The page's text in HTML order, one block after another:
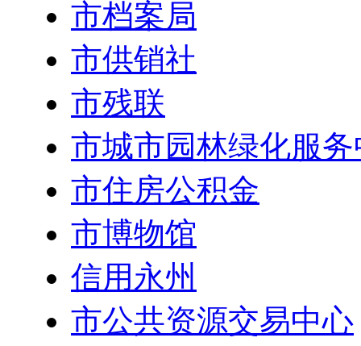
市档案局
市供销社
市残联
市城市园林绿化服
市住房公积金
市博物馆
信用永州
市公共资源交易中心